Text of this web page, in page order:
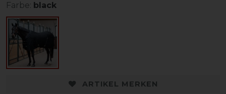
Farbe: black
ARTIKEL MERKEN